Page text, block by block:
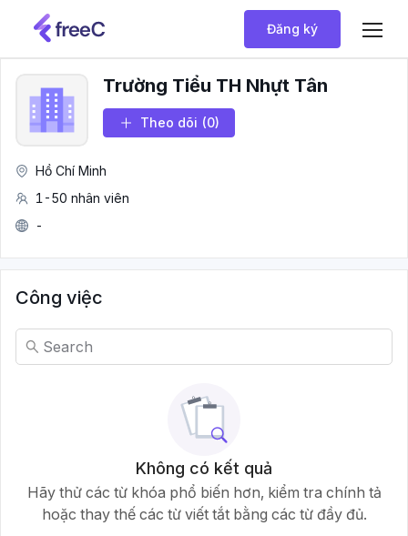
Đăng ký
Trường Tiểu TH Nhựt Tân
Theo dõi (0)
Hồ Chí Minh
1-50 nhân viên
-
Công việc
Không có kết quả
Hãy thử các từ khóa phổ biến hơn, kiểm tra chính tả
hoặc thay thế các từ viết tắt bằng các từ đầy đủ.